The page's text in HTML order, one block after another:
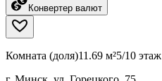
Конвертер валют
Комната (доля)11.69 м²5/10 этаж